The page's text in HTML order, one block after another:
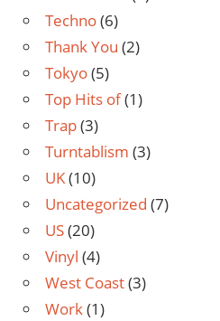
Techno(6)
Thank You (2)
Tokyo(5)
Top Hits of(1)
Trap(3)
Turntablism (3)
UK(10)
Uncategorized (7)
US(20)
Vinyl (4)
West Coast(3)
Work(1)